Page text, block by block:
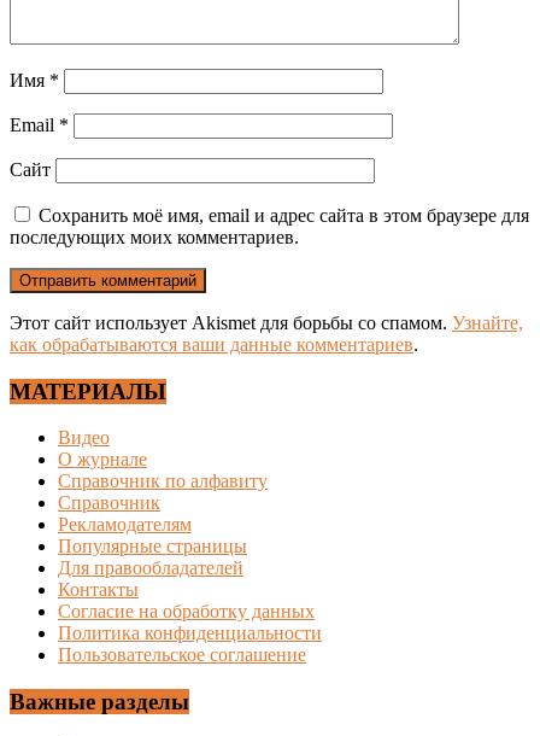
Имя *
Email *
Сайт
Сохранить моё имя, email и адрес сайта в этом браузере для
последующих моих комментариев.
Этот сайт использует Akismet для борьбы со спамом. Узнайте,
как обрабатываются ваши данные комментариев.
МАТЕРИАЛЫ
Видео
О журнале
Справочник по алфавиту
Справочник
Рекламодателям
Популярные страницы
Для правообладателей
Контакты
Согласие на обработку данных
Политика конфиденциальности
Пользовательское соглашение
Важные разделы